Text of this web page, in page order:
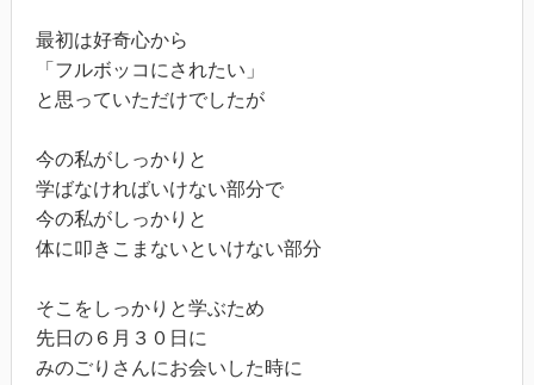
最初は好奇心から
「フルボッコにされたい」
と思っていただけでしたが
今の私がしっかりと
学ばなければいけない部分で
今の私がしっかりと
体に叩きこまないといけない部分
そこをしっかりと学ぶため
先日の６月３０日に
みのごりさんにお会いした時に